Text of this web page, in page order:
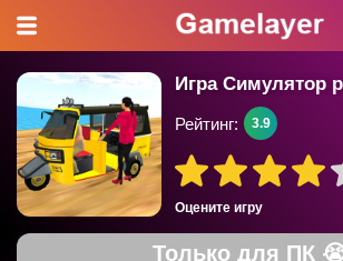
Игра Симулятор
Оцените игру
Рейтинг: 3.9